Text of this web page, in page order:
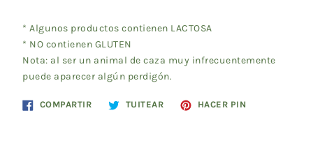
* Algunos productos contienen LACTOSA
* NO contienen GLUTEN
Nota: al ser un animal de caza muy infrecuentemente
puede aparecer algún perdigón.
COMPARTIRCompartirTUITEARTuitear
HACER PIN